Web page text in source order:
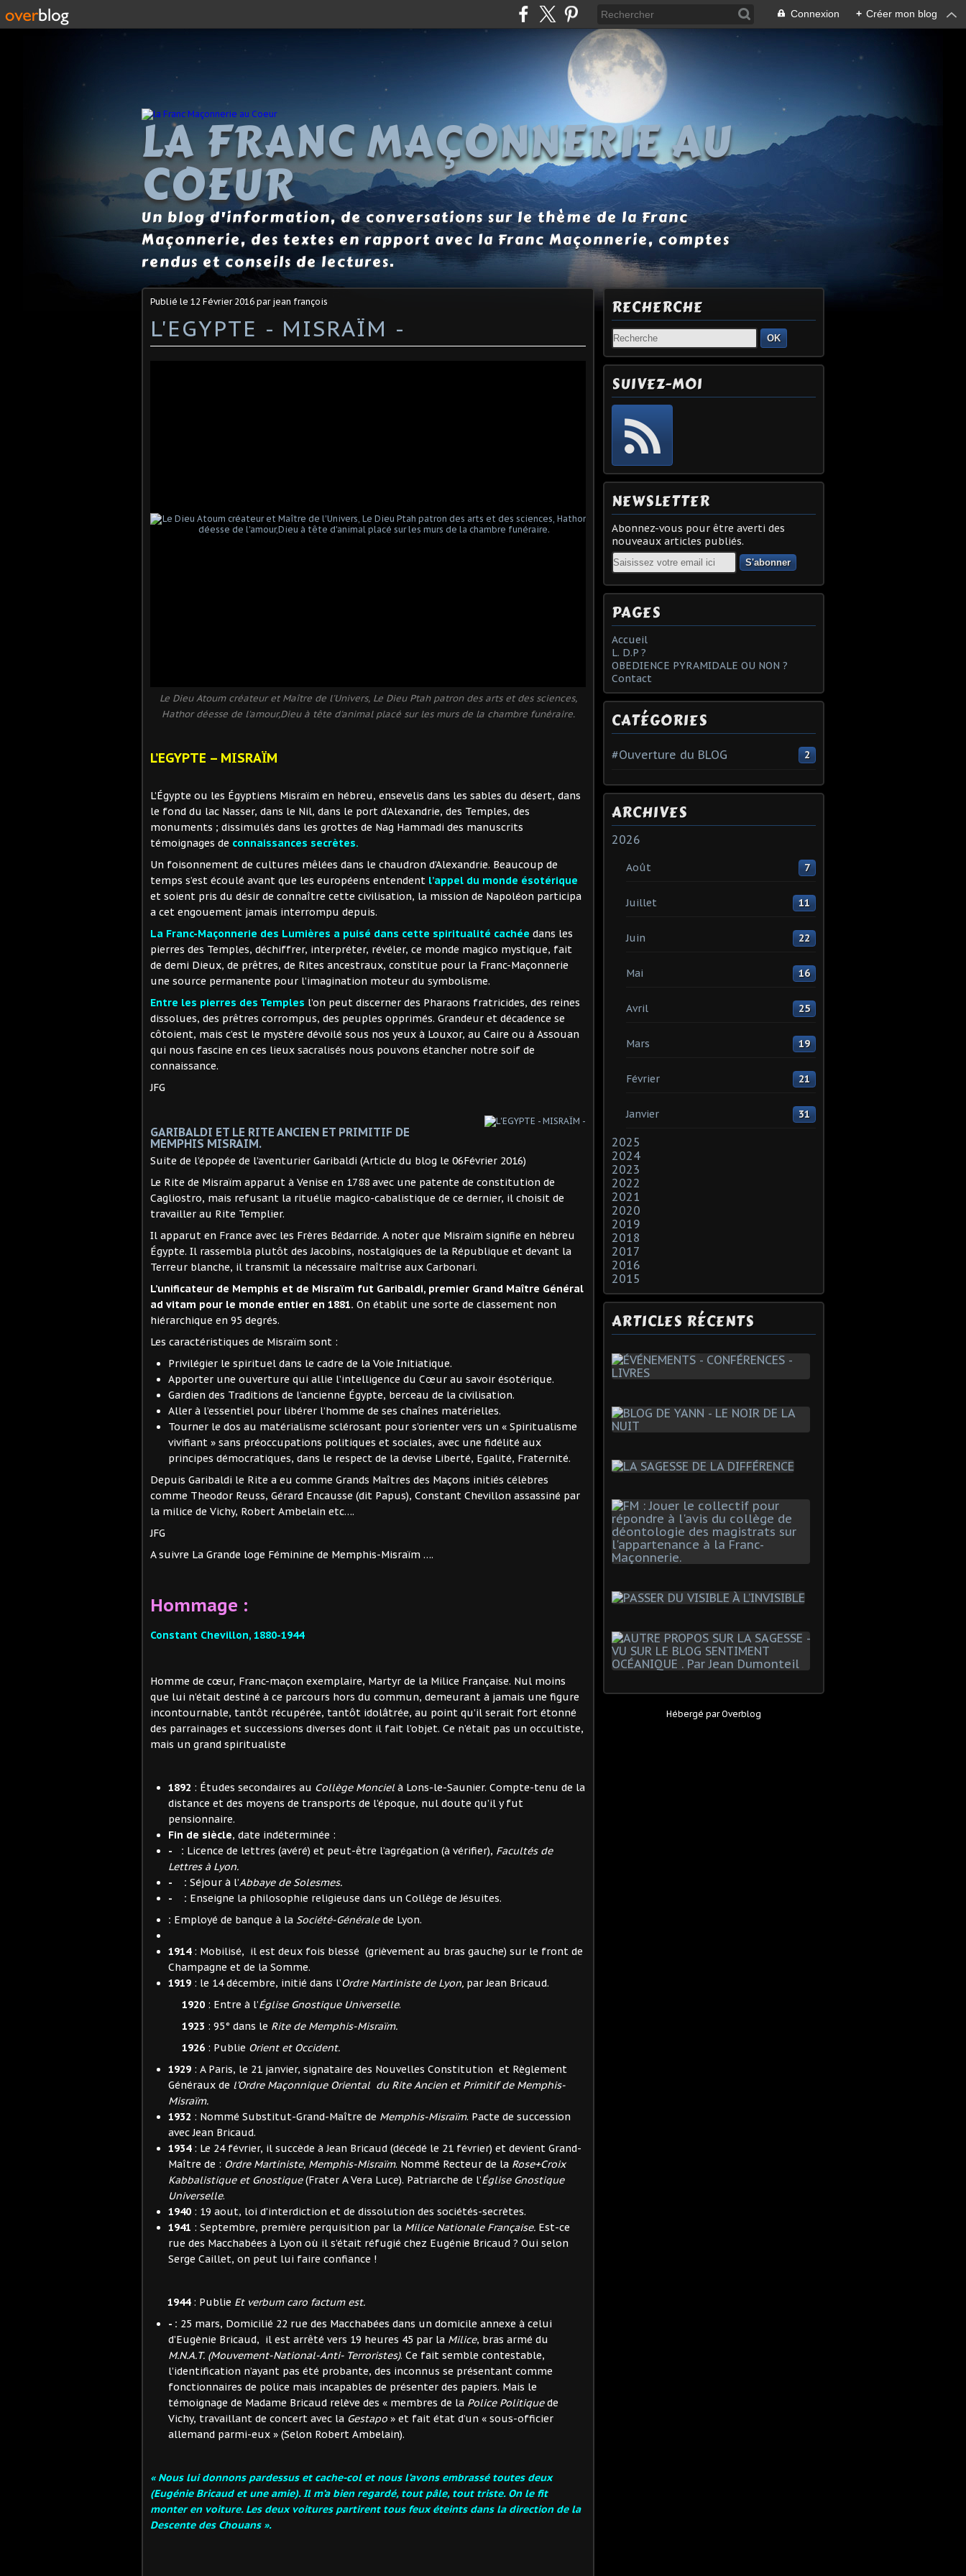
Connexion + Créer mon blog
LA FRANC MAÇONNERIE AU
COEUR
Un blog d'information, de conversations sur le thème de la Franc
Maçonnerie, des textes en rapport avec la Franc Maçonnerie, comptes
rendus et conseils de lectures.
Publié le 12 Février 2016 par jean françois
L'EGYPTE - MISRAÏM -
Le Dieu Atoum créateur et Maître de l'Univers, Le Dieu Ptah patron des arts et des sciences,
Hathor déesse de l'amour,Dieu à tête d'animal placé sur les murs de la chambre funéraire.
L’EGYPTE – MISRAÏM
L’Égypte ou les Égyptiens Misraïm en hébreu, ensevelis dans les sables du désert, dans
le fond du lac Nasser, dans le Nil, dans le port d’Alexandrie, des Temples, des
monuments ; dissimulés dans les grottes de Nag Hammadi des manuscrits
témoignages de connaissances secrètes.
Un foisonnement de cultures mêlées dans le chaudron d’Alexandrie. Beaucoup de
temps s’est écoulé avant que les européens entendent l’appel du monde ésotérique
et soient pris du désir de connaître cette civilisation, la mission de Napoléon participa
a cet engouement jamais interrompu depuis.
La Franc-Maçonnerie des Lumières a puisé dans cette spiritualité cachée dans les
pierres des Temples, déchiffrer, interpréter, révéler, ce monde magico mystique, fait
de demi Dieux, de prêtres, de Rites ancestraux, constitue pour la Franc-Maçonnerie
une source permanente pour l’imagination moteur du symbolisme.
Entre les pierres des Temples l’on peut discerner des Pharaons fratricides, des reines
dissolues, des prêtres corrompus, des peuples opprimés. Grandeur et décadence se
côtoient, mais c’est le mystère dévoilé sous nos yeux à Louxor, au Caire ou à Assouan
qui nous fascine en ces lieux sacralisés nous pouvons étancher notre soif de
connaissance.
JFG
GARIBALDI ET LE RITE ANCIEN ET PRIMITIF DE
MEMPHIS MISRAIM.
Suite de l’épopée de l’aventurier Garibaldi (Article du blog le 06Février 2016)
Le Rite de Misraïm apparut à Venise en 1788 avec une patente de constitution de
Cagliostro, mais refusant la rituélie magico-cabalistique de ce dernier, il choisit de
travailler au Rite Templier.
Il apparut en France avec les Frères Bédarride. A noter que Misraïm signifie en hébreu
Égypte. Il rassembla plutôt des Jacobins, nostalgiques de la République et devant la
Terreur blanche, il transmit la nécessaire maîtrise aux Carbonari.
L’unificateur de Memphis et de Misraïm fut Garibaldi, premier Grand Maître Général
ad vitam pour le monde entier en 1881. On établit une sorte de classement non
hiérarchique en 95 degrés.
Les caractéristiques de Misraïm sont :
Privilégier le spirituel dans le cadre de la Voie Initiatique.
Apporter une ouverture qui allie l’intelligence du Cœur au savoir ésotérique.
Gardien des Traditions de l’ancienne Égypte, berceau de la civilisation.
Aller à l’essentiel pour libérer l’homme de ses chaînes matérielles.
Tourner le dos au matérialisme sclérosant pour s’orienter vers un « Spiritualisme
vivifiant » sans préoccupations politiques et sociales, avec une fidélité aux
principes démocratiques, dans le respect de la devise Liberté, Egalité, Fraternité.
Depuis Garibaldi le Rite a eu comme Grands Maîtres des Maçons initiés célèbres
comme Theodor Reuss, Gérard Encausse (dit Papus), Constant Chevillon assassiné par
la milice de Vichy, Robert Ambelain etc….
JFG
A suivre La Grande loge Féminine de Memphis-Misraïm ….
Hommage :
Constant Chevillon, 1880-1944
Homme de cœur, Franc-maçon exemplaire, Martyr de la Milice Française. Nul moins
que lui n’était destiné à ce parcours hors du commun, demeurant à jamais une figure
incontournable, tantôt récupérée, tantôt idolâtrée, au point qu’il serait fort étonné
des parrainages et successions diverses dont il fait l’objet. Ce n’était pas un occultiste,
mais un grand spiritualiste
1892 : Études secondaires au Collège Monciel à Lons-le-Saunier. Compte-tenu de la
distance et des moyens de transports de l’époque, nul doute qu’il y fut
pensionnaire.
Fin de siècle, date indéterminée :
-
: Licence de lettres (avéré) et peut-être l’agrégation (à vérifier), Facultés de
Lettres à Lyon.
-
: Séjour à l’Abbaye de Solesmes.
-
: Enseigne la philosophie religieuse dans un Collège de Jésuites.
: Employé de banque à la Société-Généralede Lyon.
1914 : Mobilisé, il est deux fois blessé (grièvement au bras gauche) sur le front de
Champagne et de la Somme.
1919 : le 14 décembre, initié dans l’Ordre Martiniste de Lyon, par Jean Bricaud.
1920 : Entre à l’Église Gnostique Universelle.
1923 : 95° dans le Rite de Memphis-Misraïm.
1926 : Publie Orient et Occident.
1929 : A Paris, le 21 janvier, signataire des Nouvelles Constitution et Règlement
Généraux de l’Ordre Maçonnique Oriental du Rite Ancien et Primitif de Memphis-
Misraïm.
1932 : Nommé Substitut-Grand-Maître de Memphis-Misraïm. Pacte de succession
avec Jean Bricaud.
1934: Le 24 février, il succède à Jean Bricaud (décédé le 21 février) et devient Grand-
Maître de : Ordre Martiniste, Memphis-Misraïm. Nommé Recteur de la Rose+Croix
Kabbalistique et Gnostique(Frater A Vera Luce). Patriarche de l’Église Gnostique
Universelle.
1940 : 19 aout, loi d’interdiction et de dissolution des sociétés-secrètes.
1941 : Septembre, première perquisition par la Milice Nationale Française. Est-ce
rue des Macchabées à Lyon où il s’était réfugié chez Eugénie Bricaud ? Oui selon
Serge Caillet, on peut lui faire confiance !
1944 : Publie Et verbum caro factum est.
- : 25 mars, Domicilié 22 rue des Macchabées dans un domicile annexe à celui
d’Eugènie Bricaud, il est arrêté vers 19 heures 45 par la Milice, bras armé du
M.N.A.T. (Mouvement-National-Anti- Terroristes). Ce fait semble contestable,
l’identification n’ayant pas été probante, des inconnus se présentant comme
fonctionnaires de police mais incapables de présenter des papiers. Mais le
témoignage de Madame Bricaud relève des « membres de la Police Politiquede
Vichy, travaillant de concert avec la Gestapo » et fait état d’un « sous-officier
allemand parmi-eux » (Selon Robert Ambelain).
« Nous lui donnons pardessus et cache-col et nous l’avons embrassé toutes deux
(Eugénie Bricaud et une amie). Il m’a bien regardé, tout pâle, tout triste. On le fit
monter en voiture. Les deux voitures partirent tous feux éteints dans la direction de la
Descente des Chouans ».
RECHERCHE
OK
SUIVEZ-MOI
NEWSLETTER
Abonnez-vous pour être averti des
nouveaux articles publiés.
Email
PAGES
Accueil
L. D.P ?
OBEDIENCE PYRAMIDALE OU NON ?
Contact
CATÉGORIES
#Ouverture du BLOG 2
ARCHIVES
2026
Août 7
Juillet 11
Juin 22
Mai 16
Avril 25
Mars 19
Février 21
Janvier 31
2025
2024
2023
2022
2021
2020
2019
2018
2017
2016
2015
ARTICLES RÉCENTS
Hébergé parOverblog